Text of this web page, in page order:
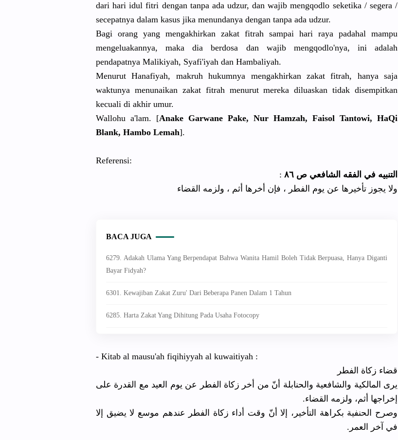
dari hari idul fitri dengan tanpa ada udzur, dan wajib mengqodlo seketika / segera /
secepatnya dalam kasus jika menundanya dengan tanpa ada udzur.
Bagi orang yang mengakhirkan zakat fitrah sampai hari raya padahal mampu
mengeluakannya, maka dia berdosa dan wajib mengqodlo'nya, ini adalah
pendapatnya Malikiyah, Syafi'iyah dan Hambaliyah.
Menurut Hanafiyah, makruh hukumnya mengakhirkan zakat fitrah, hanya saja
waktunya menunaikan zakat fitrah menurut mereka diluaskan tidak disempitkan
kecuali di akhir umur.
Wallohu a'lam. [Anake Garwane Pake, Nur Hamzah, Faisol Tantowi, HaQi
Blank, Hambo Lemah].
Referensi:
التنبيه في الفقه الشافعي ص ٨٦
:
ولا يجوز تأخيرها عن يوم الفطر ، فإن أخرها أثم ، ولزمه القضاء
BACA JUGA
6279. Adakah Ulama Yang Berpendapat Bahwa Wanita Hamil Boleh Tidak Berpuasa, Hanya Diganti
Bayar Fidyah?
6301. Kewajiban Zakat Zuru' Dari Beberapa Panen Dalam 1 Tahun
6285. Harta Zakat Yang Dihitung Pada Usaha Fotocopy
- Kitab al mausu'ah fiqihiyyah al kuwaitiyah :
قضاء زكاة الفطر
يرى المالكية والشافعية والحنابلة أنّ من أخر زكاة الفطر عن يوم العيد مع القدرة على
إخراجها أثم، ولزمه القضاء‏.‏
وصرح الحنفية بكراهة التأخير، إلا أنّ وقت أداء زكاة الفطر عندهم موسع لا يضيق إلا
في آخر العمر‏.